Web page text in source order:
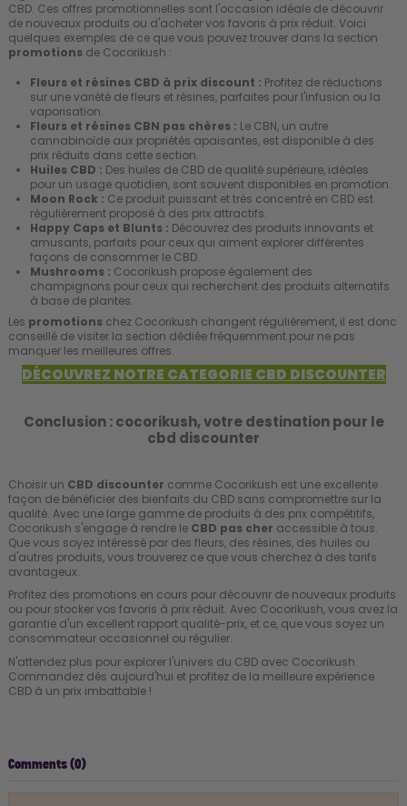
CBD. Ces offres promotionnelles sont l'occasion idéale de découvrir
de nouveaux produits ou d'acheter vos favoris à prix réduit. Voici
quelques exemples de ce que vous pouvez trouver dans la section
promotions de Cocorikush :
Fleurs et résines CBD à prix discount : Profitez de réductions
sur une variété de fleurs et résines, parfaites pour l'infusion ou la
vaporisation.
Fleurs et résines CBN pas chères : Le CBN, un autre
cannabinoïde aux propriétés apaisantes, est disponible à des
prix réduits dans cette section.
Huiles CBD : Des huiles de CBD de qualité supérieure, idéales
pour un usage quotidien, sont souvent disponibles en promotion.
Moon Rock : Ce produit puissant et très concentré en CBD est
régulièrement proposé à des prix attractifs.
Happy Caps et Blunts : Découvrez des produits innovants et
amusants, parfaits pour ceux qui aiment explorer différentes
façons de consommer le CBD.
Mushrooms : Cocorikush propose également des
champignons pour ceux qui recherchent des produits alternatifs
à base de plantes.
Les promotions chez Cocorikush changent régulièrement, il est donc
conseillé de visiter la section dédiée fréquemment pour ne pas
manquer les meilleures offres.
DÉCOUVREZ NOTRE CATEGORIE CBD DISCOUNTER
Conclusion : cocorikush, votre destination pour le
cbd discounter
Choisir un CBD discounter comme Cocorikush est une excellente
façon de bénéficier des bienfaits du CBD sans compromettre sur la
qualité. Avec une large gamme de produits à des prix compétitifs,
Cocorikush s'engage à rendre le CBD pas cher accessible à tous.
Que vous soyez intéressé par des fleurs, des résines, des huiles ou
d'autres produits, vous trouverez ce que vous cherchez à des tarifs
avantageux.
Profitez des promotions en cours pour découvrir de nouveaux produits
ou pour stocker vos favoris à prix réduit. Avec Cocorikush, vous avez la
garantie d'un excellent rapport qualité-prix, et ce, que vous soyez un
consommateur occasionnel ou régulier.
N'attendez plus pour explorer l'univers du CBD avec Cocorikush.
Commandez dès aujourd'hui et profitez de la meilleure expérience
CBD à un prix imbattable !
Comments (0)